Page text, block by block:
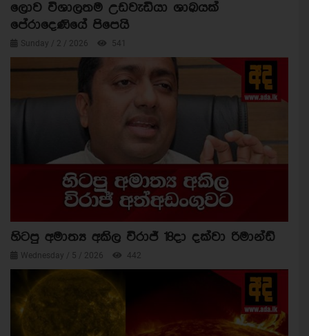
ලොව විශාලතම උඩවැඩියා ශාඛයක්
පේරාදෙණියේ පිපෙයි
Sunday / 2 / 2026 541
හිටපු අමාත්‍ය අකිල විරාජ් 18දා දක්වා රිමාන්ඩ්
Wednesday / 5 / 2026 442